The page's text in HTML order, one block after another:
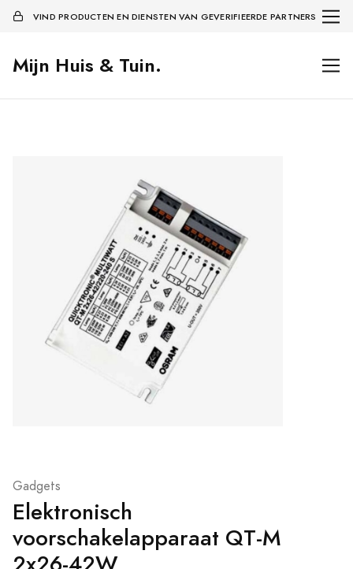
VIND PRODUCTEN EN DIENSTEN VAN GEVERIFIEERDE PARTNERS
Mijn Huis & Tuin.
Gadgets
Elektronisch
voorschakelapparaat QT-M